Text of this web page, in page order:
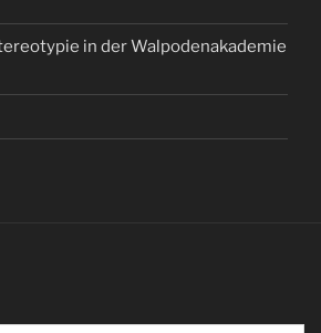
in der Walpodenakademie